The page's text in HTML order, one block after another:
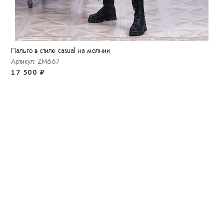
Пальто в стиле casual на молнии
Артикул: ZM667
17 500 ₽